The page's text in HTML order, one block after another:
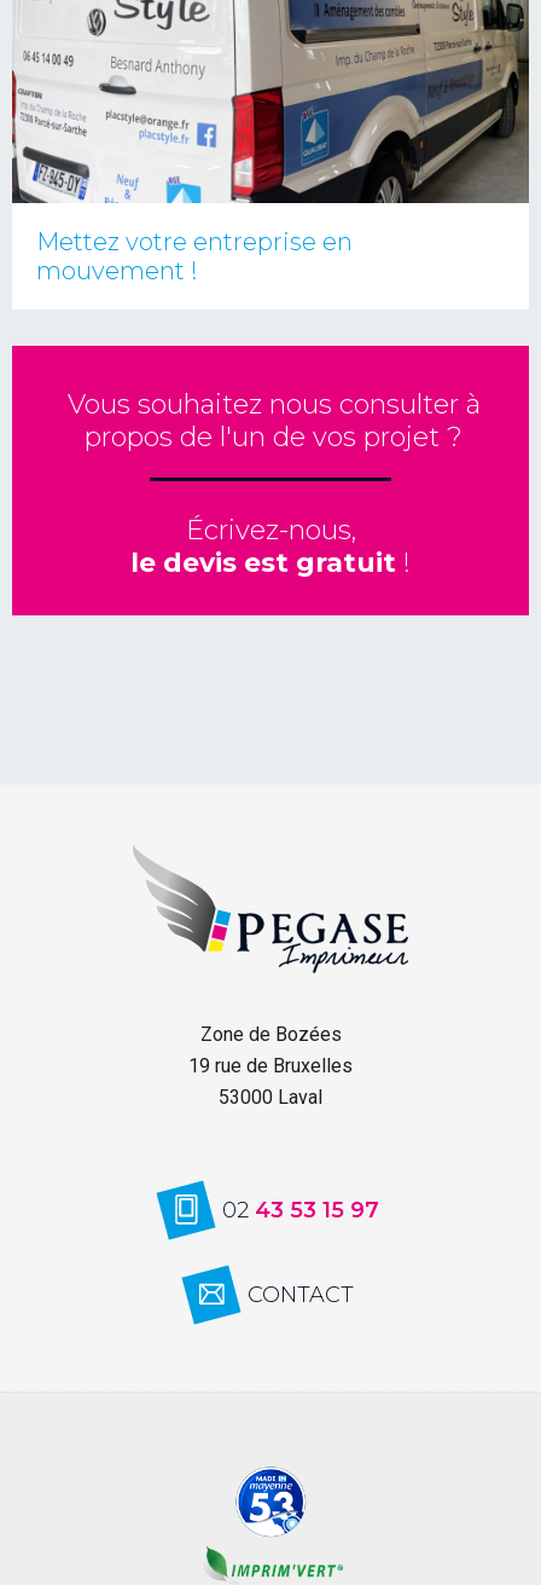
Mettez votre entreprise en
mouvement !
Vous souhaitez nous consulter à
propos de l'un de vos projet ?
Écrivez-nous,
le devis est gratuit !
Zone de Bozées
19 rue de Bruxelles
53000 Laval
02 43 53 15 97
CONTACT